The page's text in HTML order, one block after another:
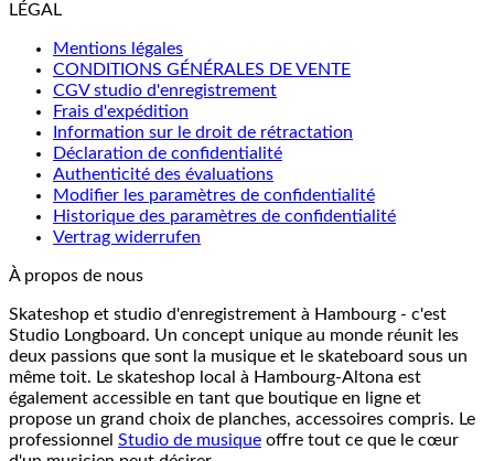
LÉGAL
Mentions légales
CONDITIONS GÉNÉRALES DE VENTE
CGV studio d'enregistrement
Frais d'expédition
Information sur le droit de rétractation
Déclaration de confidentialité
Authenticité des évaluations
Modifier les paramètres de confidentialité
Historique des paramètres de confidentialité
Vertrag widerrufen
À propos de nous
Skateshop et studio d'enregistrement à Hambourg - c'est
Studio Longboard. Un concept unique au monde réunit les
deux passions que sont la musique et le skateboard sous un
même toit. Le skateshop local à Hambourg-Altona est
également accessible en tant que boutique en ligne et
propose un grand choix de planches, accessoires compris. Le
professionnel Studio de musique offre tout ce que le cœur